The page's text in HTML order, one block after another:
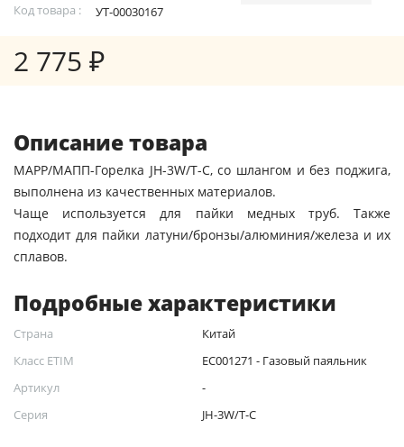
Код товара :
УТ-00030167
2 775 ₽
Описание товара
MAPP/МАПП-Горелка JH-3W/Т-С, со шлангом и без поджига,
выполнена из качественных материалов.
Чаще используется для пайки медных труб. Также
подходит для пайки латуни/бронзы/алюминия/железа и их
сплавов.
Подробные характеристики
Страна
Китай
Класс ETIM
EC001271 - Газовый паяльник
Артикул
-
Серия
JH-3W/T-C